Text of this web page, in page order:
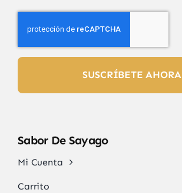
SUSCRÍBETE AHORA
Sabor De Sayago
Mi Cuenta
Carrito